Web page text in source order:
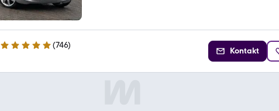
4.8 Sterne (746)
Kontakt